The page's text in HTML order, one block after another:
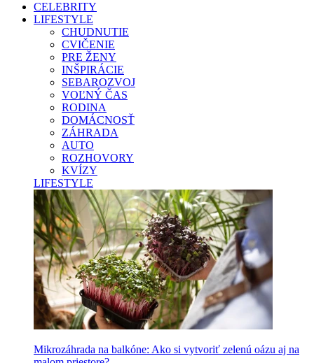
CELEBRITY
LIFESTYLE
CHUDNUTIE
CVIČENIE
PRE ŽENY
INŠPIRÁCIE
SEBAROZVOJ
VOĽNÝ ČAS
RODINA
DOMÁCNOSŤ
ZÁHRADA
AUTO
ROZHOVORY
KVÍZY
LIFESTYLE
Mikrozáhrada na balkóne: Ako si vytvoriť zelenú oázu aj na